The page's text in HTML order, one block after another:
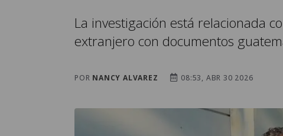
La investigación está relacionada
extranjero con documentos
POR NANCY ALVAREZ 08:53, ABR 30 2026